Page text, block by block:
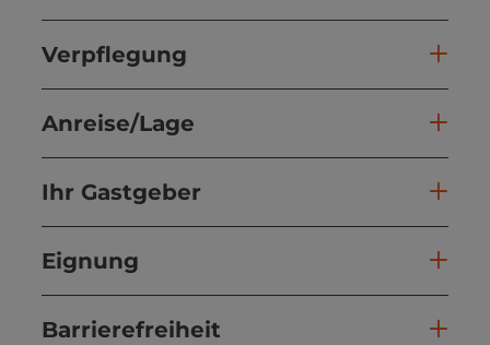
Verpflegung
Anreise/Lage
Ihr Gastgeber
Eignung
Barrierefreiheit